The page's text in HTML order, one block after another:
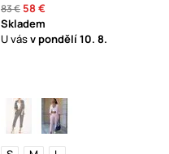
83 € 58 €
Skladem
U vásv pondělí10. 8.